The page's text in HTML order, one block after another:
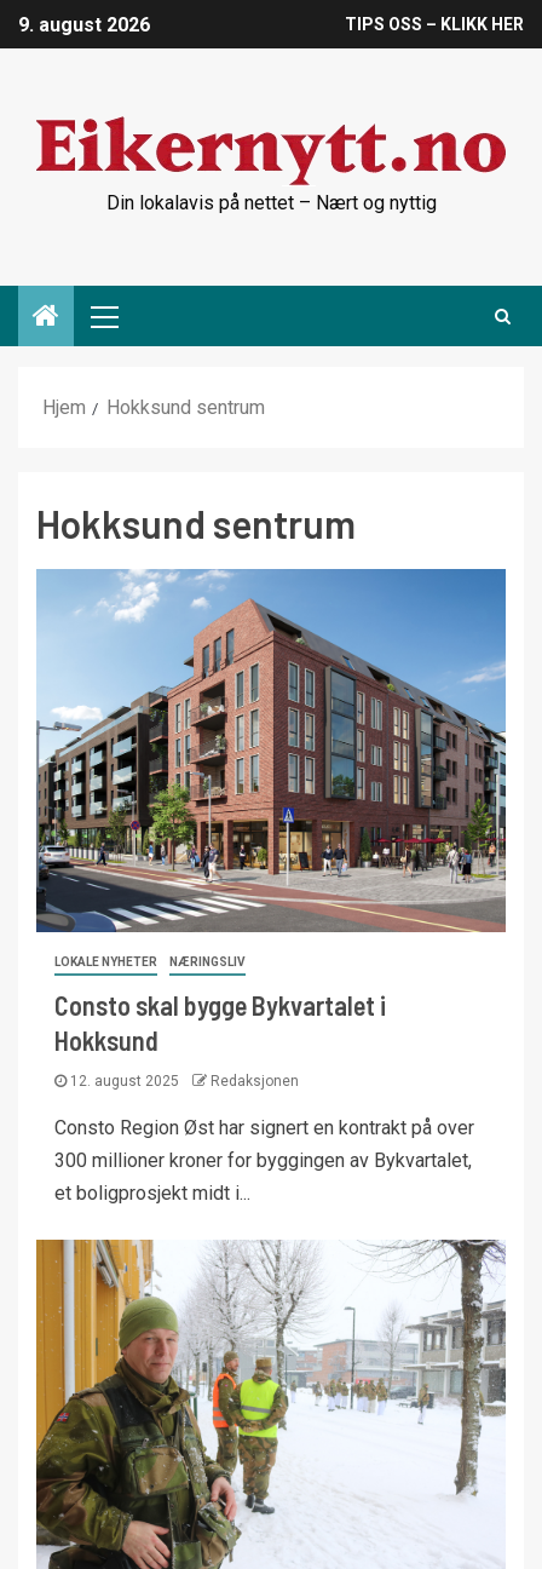
9. august 2026 TIPS OSS – KLIKK HER
Din lokalavis på nettet – Nært og nyttig
Hjem Hokksund sentrum
Hokksund sentrum
LOKALE NYHETER NÆRINGSLIV
Consto skal bygge Bykvartalet i
Hokksund
12. august 2025 Redaksjonen
Consto Region Øst har signert en kontrakt på over
300 millioner kroner for byggingen av Bykvartalet,
et boligprosjekt midt i...